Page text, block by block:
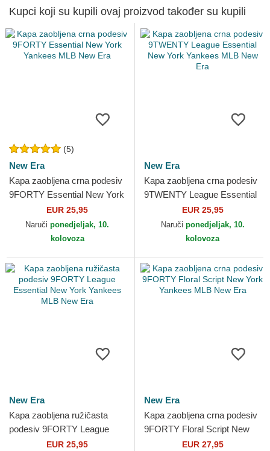
Kupci koji su kupili ovaj proizvod također su kupili
(5)
New Era
Kapa zaobljena crna podesiv
9FORTY Essential New York
Yankees MLB New Era
EUR 25,95
Naruči ponedjeljak, 10.
kolovoza
New Era
Kapa zaobljena crna podesiv
9TWENTY League Essential
New York Yankees MLB New
EUR 25,95
Naruči ponedjeljak, 10.
kolovoza
New Era
Kapa zaobljena ružičasta
podesiv 9FORTY League
Essential New York Yankees
EUR 25,95
New Era
Kapa zaobljena crna podesiv
9FORTY Floral Script New
York Yankees MLB New Era
EUR 27,95